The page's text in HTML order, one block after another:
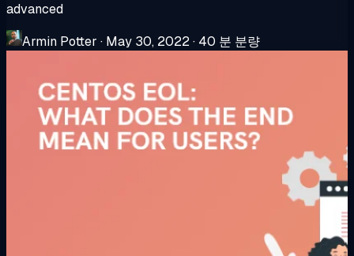
advanced
Armin Potter · May 30, 2022· 40 분 분량